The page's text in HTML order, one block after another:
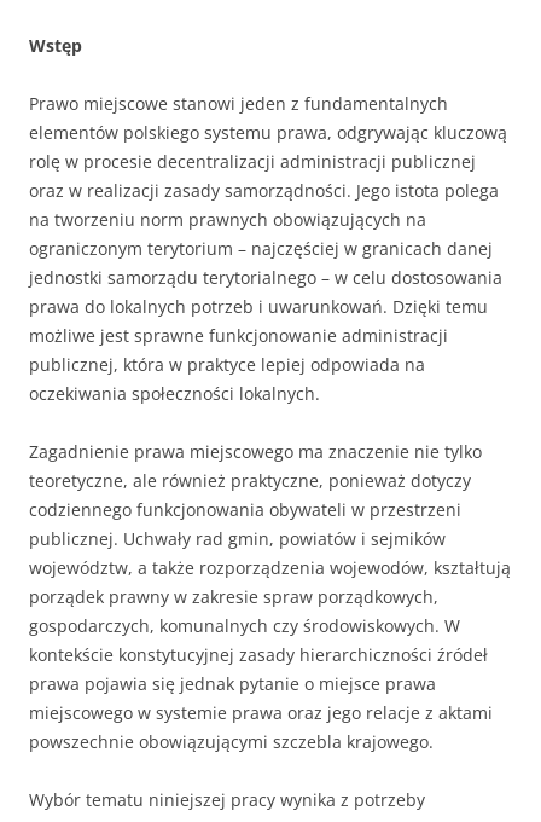
Wstęp
Prawo miejscowe stanowi jeden z fundamentalnych
elementów polskiego systemu prawa, odgrywając kluczową
rolę w procesie decentralizacji administracji publicznej
oraz w realizacji zasady samorządności. Jego istota polega
na tworzeniu norm prawnych obowiązujących na
ograniczonym terytorium – najczęściej w granicach danej
jednostki samorządu terytorialnego – w celu dostosowania
prawa do lokalnych potrzeb i uwarunkowań. Dzięki temu
możliwe jest sprawne funkcjonowanie administracji
publicznej, która w praktyce lepiej odpowiada na
oczekiwania społeczności lokalnych.
Zagadnienie prawa miejscowego ma znaczenie nie tylko
teoretyczne, ale również praktyczne, ponieważ dotyczy
codziennego funkcjonowania obywateli w przestrzeni
publicznej. Uchwały rad gmin, powiatów i sejmików
województw, a także rozporządzenia wojewodów, kształtują
porządek prawny w zakresie spraw porządkowych,
gospodarczych, komunalnych czy środowiskowych. W
kontekście konstytucyjnej zasady hierarchiczności źródeł
prawa pojawia się jednak pytanie o miejsce prawa
miejscowego w systemie prawa oraz jego relacje z aktami
powszechnie obowiązującymi szczebla krajowego.
Wybór tematu niniejszej pracy wynika z potrzeby